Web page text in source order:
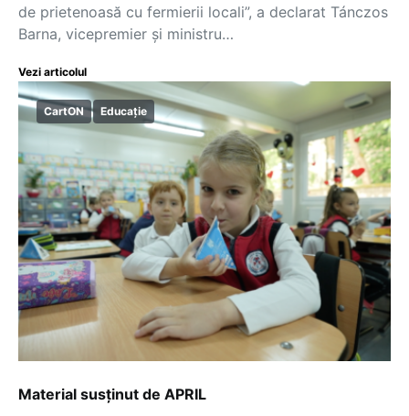
de prietenoasă cu fermierii locali”, a declarat Tánczos
Barna, vicepremier și ministru…
Vezi articolul
CartON Educație
Material susținut de APRIL